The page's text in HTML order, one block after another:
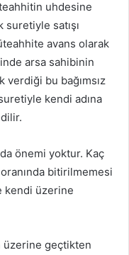
uhdesine
satışı
avans olarak
arsa sahibinin
bu bağımsız
kendi adına
önemi yoktur. Kaç
oranında bitirilmemesi
kendi üzerine
üzerine geçtikten